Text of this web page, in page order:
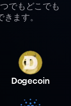
でもどこでも
ます。
Dogecoin